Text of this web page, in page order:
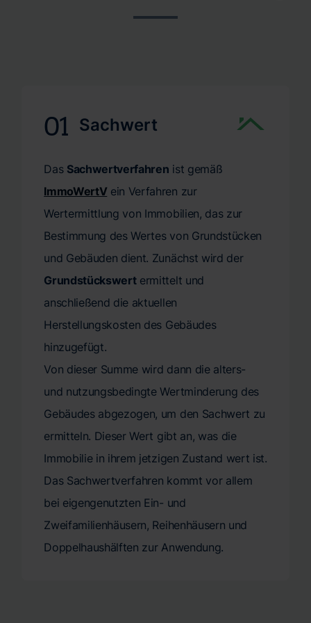
Mit unserer zeitnahen Gutachtenerstellung ermöglichen
Verkehrswertgutachten pünktlich und mit höchster
01 Sachwert
Das Sachwertverfahren ist gemäß
ImmoWertV ein Verfahren zur
Wertermittlung von Immobilien, das zur
Bestimmung des Wertes von Grundstücken
und Gebäuden dient. Zunächst wird der
Grundstückswertermittelt und
anschließend die aktuellen
Herstellungskosten des Gebäudes
hinzugefügt.
Von dieser Summe wird dann die alters-
und nutzungsbedingte Wertminderung des
Gebäudes abgezogen, um den Sachwert zu
ermitteln. Dieser Wert gibt an, was die
Immobilie in ihrem jetzigen Zustand wert ist.
Das Sachwertverfahren kommt vor allem
bei eigengenutzten Ein- und
Zweifamilienhäusern, Reihenhäusern und
Doppelhaushälften zur Anwendung.